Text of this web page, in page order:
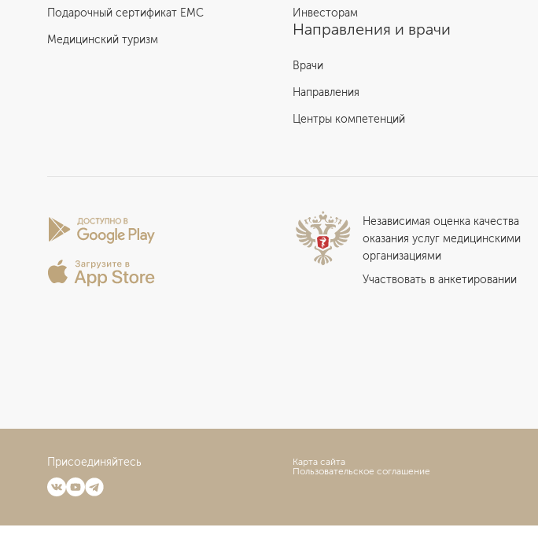
Инвесторам
Направления и врачи
Врачи
Направления
Центры компетенций
Подарочный сертификат EMC
Медицинский туризм
Независимая оценка качества
оказания услуг медицинскими
организациями
Участвовать в анкетировании
Присоединяйтесь Карта сайта
Пользовательское соглашение